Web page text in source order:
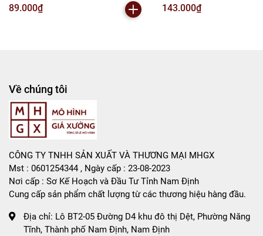
89.000₫
N2-B1-S3
143.000₫
Về chúng tôi
CÔNG TY TNHH SẢN XUẤT VÀ THƯƠNG MẠI MHGX
Mst : 0601254344 , Ngày cấp : 23-08-2023
Nơi cấp : Sơ Kế Hoạch và Đầu Tư Tỉnh Nam Định
Cung cấp sản phẩm chất lượng từ các thương hiệu hàng đầu.
Địa chỉ: Lô BT2-05 Đường D4 khu đô thị Dệt, Phường Năng
Tĩnh, Thành phố Nam Định, Nam Định